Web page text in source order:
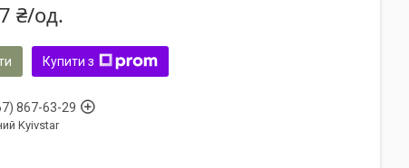
₴/од.
Купити з
867-63-29
Kyivstar